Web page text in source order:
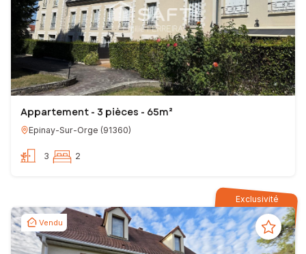
Appartement - 3 pièces - 65m²
Epinay-Sur-Orge (91360)
3 2
Exclusivité
Vendu